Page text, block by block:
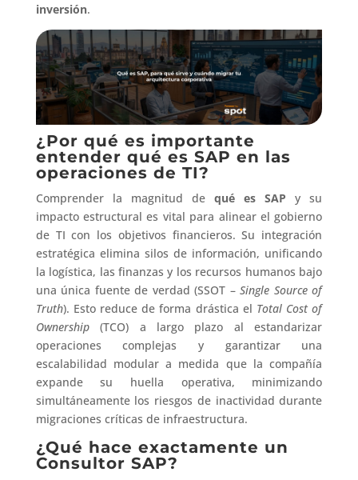
inversión.
¿Por qué es importante
entender qué es SAP en las
operaciones de TI?
Comprender la magnitud de qué es SAP y su
impacto estructural es vital para alinear el gobierno
de TI con los objetivos financieros. Su integración
estratégica elimina silos de información, unificando
la logística, las finanzas y los recursos humanos bajo
una única fuente de verdad (SSOT –Single Source of
Truth). Esto reduce de forma drástica el Total Cost of
Ownership(TCO) a largo plazo al estandarizar
operaciones complejas y garantizar una
escalabilidad modular a medida que la compañía
expande su huella operativa, minimizando
simultáneamente los riesgos de inactividad durante
migraciones críticas de infraestructura.
¿Qué hace exactamente un
Consultor SAP?